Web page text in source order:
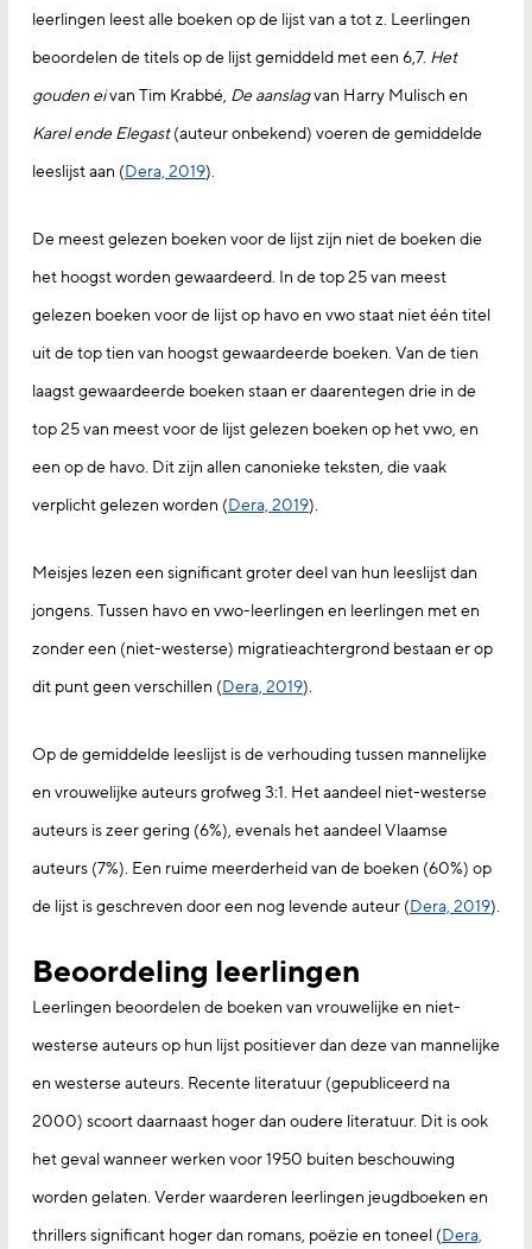
leerlingen leest alle boeken op de lijst van a tot z. Leerlingen
beoordelen de titels op de lijst gemiddeld met een 6,7. Het
gouden eivan Tim Krabbé, De aanslagvan Harry Mulisch en
Karel ende Elegast(auteur onbekend) voeren de gemiddelde
leeslijst aan (Dera, 2019).
De meest gelezen boeken voor de lijst zijn niet de boeken die
het hoogst worden gewaardeerd. In de top 25 van meest
gelezen boeken voor de lijst op havo en vwo staat niet één titel
uit de top tien van hoogst gewaardeerde boeken. Van de tien
laagst gewaardeerde boeken staan er daarentegen drie in de
top 25 van meest voor de lijst gelezen boeken op het vwo, en
een op de havo. Dit zijn allen canonieke teksten, die vaak
verplicht gelezen worden (Dera, 2019).
Meisjes lezen een significant groter deel van hun leeslijst dan
jongens. Tussen havo en vwo-leerlingen en leerlingen met en
zonder een (niet-westerse) migratieachtergrond bestaan er op
dit punt geen verschillen (Dera, 2019).
Op de gemiddelde leeslijst is de verhouding tussen mannelijke
en vrouwelijke auteurs grofweg 3:1. Het aandeel niet-westerse
auteurs is zeer gering (6%), evenals het aandeel Vlaamse
auteurs (7%). Een ruime meerderheid van de boeken (60%) op
de lijst is geschreven door een nog levende auteur (Dera, 2019).
Beoordeling leerlingen
Leerlingen beoordelen de boeken van vrouwelijke en niet-
westerse auteurs op hun lijst positiever dan deze van mannelijke
en westerse auteurs. Recente literatuur (gepubliceerd na
2000) scoort daarnaast hoger dan oudere literatuur. Dit is ook
het geval wanneer werken voor 1950 buiten beschouwing
worden gelaten. Verder waarderen leerlingen jeugdboeken en
thrillers significant hoger dan romans, poëzie en toneel (Dera,